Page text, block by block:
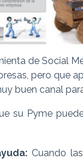
de Social
pero que
buen canal
su Pyme
Cuando